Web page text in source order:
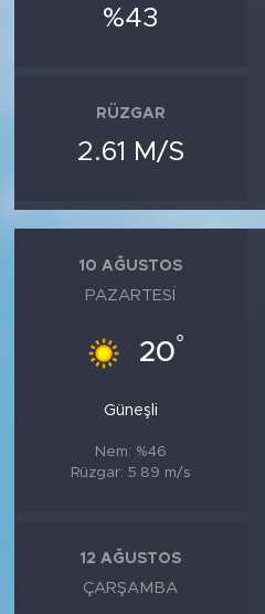
%43
RÜZGAR
2.61 M/S
10 AĞUSTOS
PAZARTESI
20°
Güneşli
Nem: %46
Rüzgar: 5.89 m/s
12 AĞUSTOS
ÇARŞAMBA
TARİH
FOTO GALERİ
VİDEOLAR
ALINTI YAZARLAR
SOSYAL MEDYA